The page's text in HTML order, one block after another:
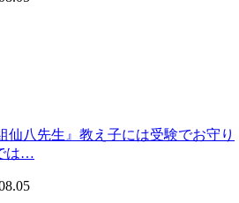
仙八先生』教え子には受験でお守り
は…